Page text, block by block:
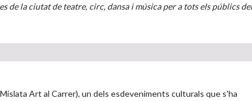
de la ciutat de teatre, circ, dansa i música per a tots els públics
Art al Carrer), un dels esdeveniments culturals que s'ha